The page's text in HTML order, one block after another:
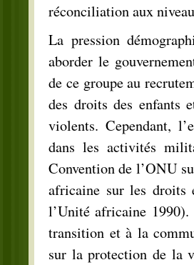
réconciliation aux
La pression
aborder le
de ce groupe au
des droits des enfants
violents. Cependant,
dans les activités
Convention de l’ONU
africaine sur les droits
l’Unité africaine 1990).
transition et à la
sur la protection de la